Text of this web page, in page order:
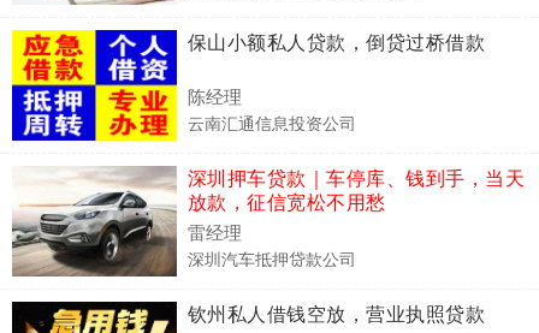
保山小额私人贷款，倒贷过桥借款
陈经理
云南汇通信息投资公司
深圳押车贷款｜车停库、钱到手，当天
放款，征信宽松不用愁
雷经理
深圳汽车抵押贷款公司
钦州私人借钱空放，营业执照贷款